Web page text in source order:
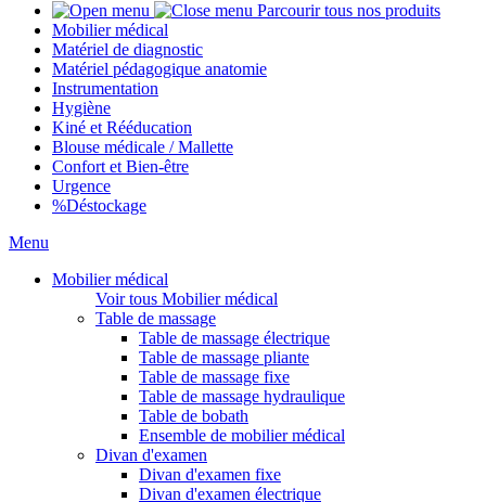
Parcourir tous nos produits
Mobilier médical
Matériel de diagnostic
Matériel pédagogique anatomie
Instrumentation
Hygiène
Kiné et Rééducation
Blouse médicale / Mallette
Confort et Bien-être
Urgence
%Déstockage
Menu
Mobilier médical
Voir tous Mobilier médical
Table de massage
Table de massage électrique
Table de massage pliante
Table de massage fixe
Table de massage hydraulique
Table de bobath
Ensemble de mobilier médical
Divan d'examen
Divan d'examen fixe
Divan d'examen électrique